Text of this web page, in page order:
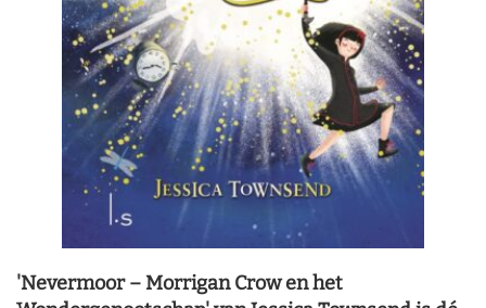
'Nevermoor – Morrigan Crow en het